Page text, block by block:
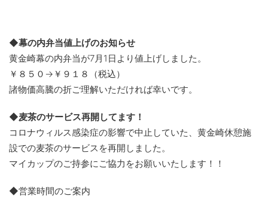
◆幕の内弁当値上げのお知らせ
黄金崎幕の内弁当が7月1日より値上げしました。
￥８５０→￥９１８（税込）
諸物価高騰の折ご理解いただければ幸いです。
◆麦茶のサービス再開してます！
コロナウィルス感染症の影響で中止していた、黄金崎休憩施
設での麦茶のサービスを再開しました。
マイカップのご持参にご協力をお願いいたします！！
◆営業時間のご案内